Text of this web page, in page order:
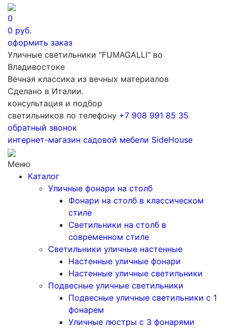
0
0 руб.
оформить заказ
Уличные светильники "FUMAGALLI" во
Владивостоке
Вечная классика из вечных материалов
Сделано в Италии.
консультация и подбор
светильников по телефону +7 908 991 85 35
обратный звонок
интернет-магазин садовой мебели SideHouse
Меню
Каталог
Уличные фонари на столб
Фонари на столб в классическом
стиле
Светильники на столб в
современном стиле
Светильники уличные настенные
Настенные уличные фонари
Настенные уличные светильники
Подвесные уличные светильники
Подвесные уличные светильники с 1
фонарем
Уличные люстры с 3 фонарями